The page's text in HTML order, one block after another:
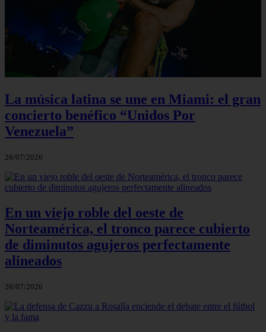
La música latina se une en Miami: el gran
concierto benéfico “Unidos Por
Venezuela”
26/07/2026
En un viejo roble del oeste de
Norteamérica, el tronco parece cubierto
de diminutos agujeros perfectamente
alineados
26/07/2026